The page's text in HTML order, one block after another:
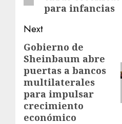
para infancias
Next
Gobierno de
Sheinbaum abre
puertas a bancos
multilaterales
para impulsar
crecimiento
económico